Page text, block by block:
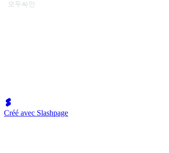
모두싸인
Créé avec Slashpage